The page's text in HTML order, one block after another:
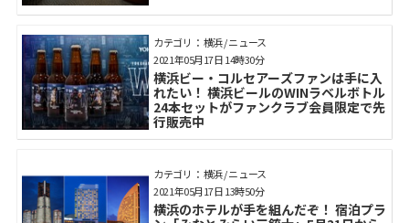
カテゴリ： 横浜 / ニュース
横浜ビー・コルセアーズファンは手に入
れたい！ 横浜ビールのWINラベルボトル
24本セットがファンクラブ会員限定で先
行販売中
2021年05月17日 14時30分
カテゴリ： 横浜 / ニュース
横浜のホテルが手を組んだぞ！ 宿泊プラ
2021年05月17日 13時50分